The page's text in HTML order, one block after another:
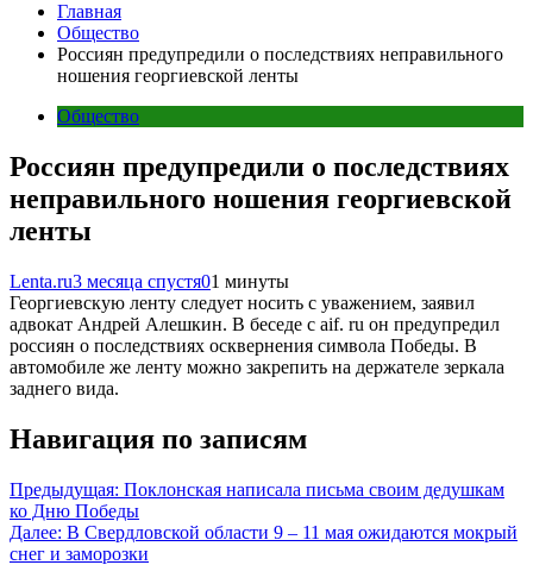
Главная
Общество
Россиян предупредили о последствиях неправильного
ношения георгиевской ленты
Общество
Россиян предупредили о последствиях
неправильного ношения георгиевской
ленты
Lenta.ru3 месяца спустя01 минуты
Георгиевскую ленту следует носить с уважением, заявил
адвокат Андрей Алешкин. В беседе с aif. ru он предупредил
россиян о последствиях осквернения символа Победы. В
автомобиле же ленту можно закрепить на держателе зеркала
заднего вида.
Навигация по записям
Предыдущая: Поклонская написала письма своим дедушкам
ко Дню Победы
Далее: В Свердловской области 9 – 11 мая ожидаются мокрый
снег и заморозки